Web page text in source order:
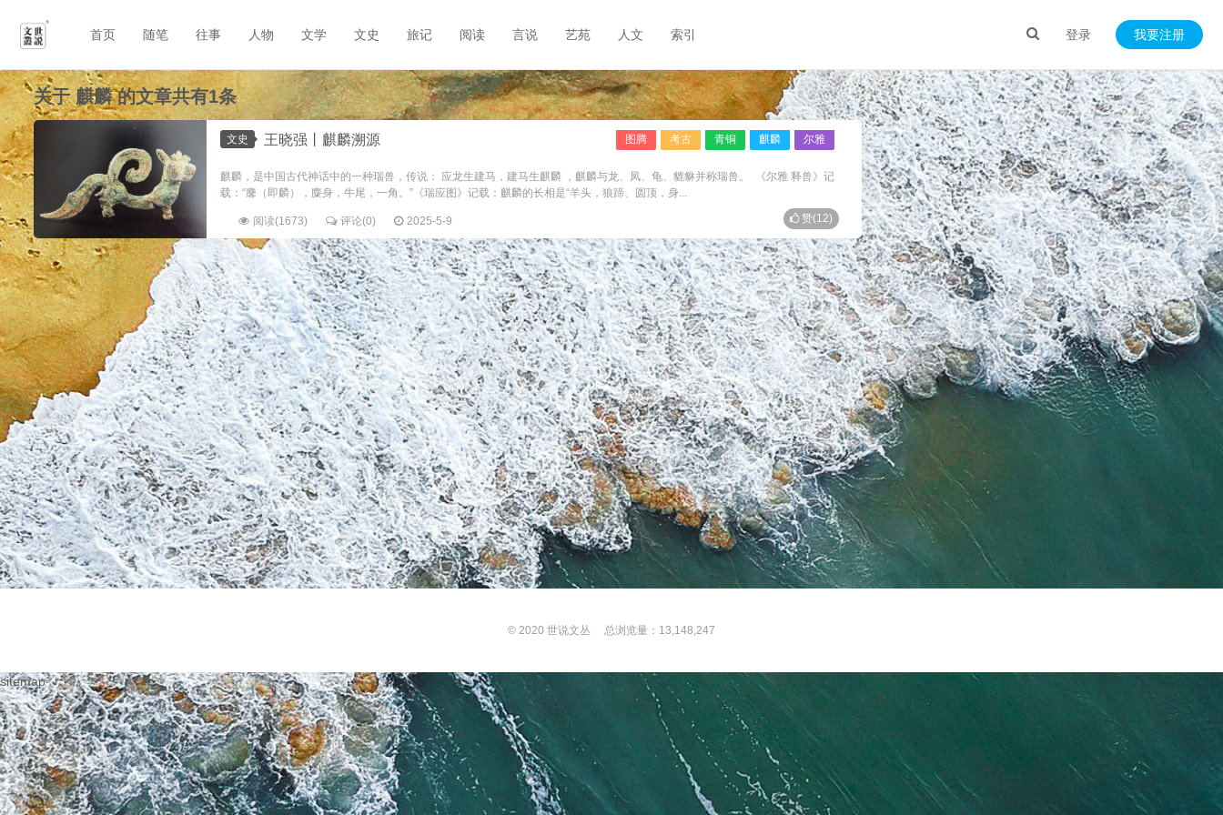
登录 我要注册
首页 随笔 往事 人物 文学 文史 旅记 阅读 言说 艺苑 人文 索引
关于麒麟的文章共有1条
文史 图腾 考古 青铜 麒麟 尔雅
王晓强丨麒麟溯源
麒麟，是中国古代神话中的一种瑞兽，传说： 应龙生建马，建马生麒麟 ，麒麟与龙、凤、龟、貔貅并称瑞兽。 《尔雅 释兽》记
载：“麐（即麟），麋身，牛尾，一角。”《瑞应图》记载：麒麟的长相是“羊头，狼蹄、圆顶，身...
阅读(1673) 评论(0) 2025-5-9 赞(12)
© 2020 世说文丛 总浏览量：13,148,247
sitemap